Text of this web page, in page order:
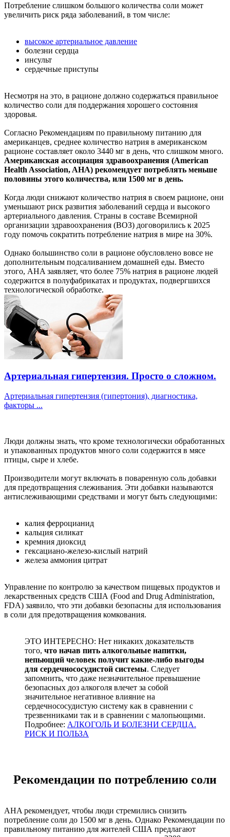
Потребление слишком большого количества соли может
увеличить риск ряда заболеваний, в том числе:
высокое артериальное давление
болезни сердца
инсульт
сердечные приступы
Несмотря на это, в рационе должно содержаться правильное
количество соли для поддержания хорошего состояния
здоровья.
Согласно Рекомендациям по правильному питанию для
американцев, среднее количество натрия в американском
рационе составляет около 3440 мг в день, что слишком много.
Американская ассоциация здравоохранения (American
Health Association, AHA) рекомендует потреблять меньше
половины этого количества, или 1500 мг в день.
Когда люди снижают количество натрия в своем рационе, они
уменьшают риск развития заболеваний сердца и высокого
артериального давления. Страны в составе Всемирной
организации здравоохранения (ВОЗ) договорились к 2025
году помочь сократить потребление натрия в мире на 30%.
Однако большинство соли в рационе обусловлено вовсе не
дополнительным подсаливанием домашней еды. Вместо
этого, AHA заявляет, что более 75% натрия в рационе людей
содержится в полуфабрикатах и продуктах, подвергшихся
технологической обработке.
Артериальная гипертензия. Просто о сложном.
Артериальная гипертензия (гипертония), диагностика,
факторы ...
Люди должны знать, что кроме технологически обработанных
и упакованных продуктов много соли содержится в мясе
птицы, сыре и хлебе.
Производители могут включать в поваренную соль добавки
для предотвращения слеживания. Эти добавки называются
антислеживающими средствами и могут быть следующими:
калия ферроцианид
кальция силикат
кремния диоксид
гексациано-железо-кислый натрий
железа аммония цитрат
Управление по контролю за качеством пищевых продуктов и
лекарственных средств США (Food and Drug Administration,
FDA) заявило, что эти добавки безопасны для использования
в соли для предотвращения комкования.
ЭТО ИНТЕРЕСНО: Нет никаких доказательств
того, что начав пить алкогольные напитки,
непьющий человек получит какие-либо выгоды
для сердечнососудистой системы. Следует
запомнить, что даже незначительное превышение
безопасных доз алкоголя влечет за собой
значительное негативное влияние на
сердечнососудистую систему как в сравнении с
трезвенниками так и в сравнении с малопьющими.
Подробнее: АЛКОГОЛЬ И БОЛЕЗНИ СЕРДЦА.
РИСК И ПОЛЬЗА
Рекомендации по потреблению соли
AHA рекомендует, чтобы люди стремились снизить
потребление соли до 1500 мг в день. Однако Рекомендации по
правильному питанию для жителей США предлагают